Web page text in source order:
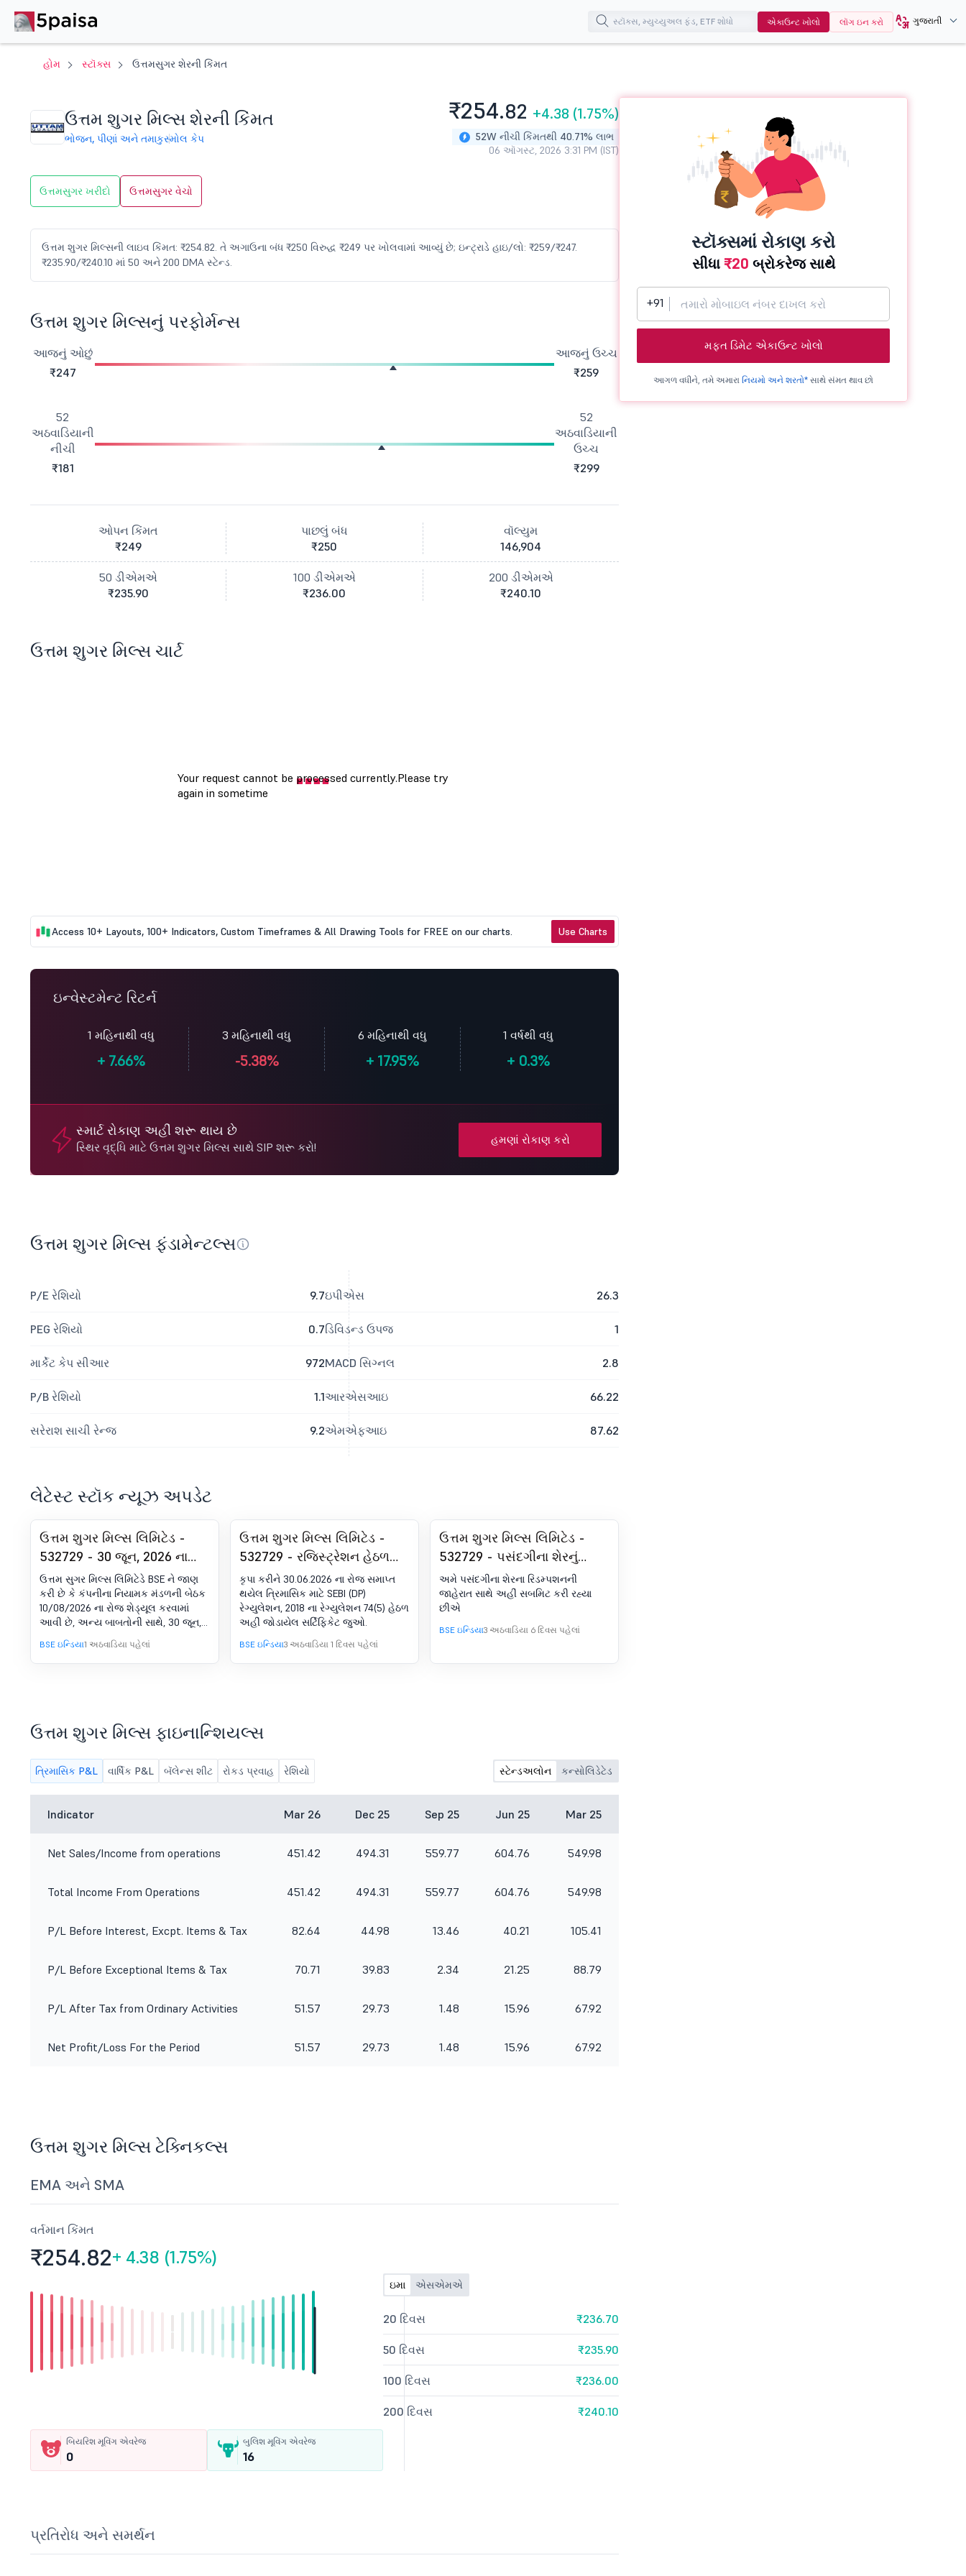
એકાઉન્ટ ખોલો લૉગ ઇન કરો ગુજરાતી
હોમ સ્ટૉક્સ ઉત્તમસુગર શેરની કિંમત
ઉત્તમ શુગર મિલ્સ શેરની કિંમત
ભોજન, પીણાં અને તમાકુસ્મોલ કેપ
₹254.82 +4.38 (1.75%)
52W નીચી કિંમતથી 40.71% લાભ
06 ઑગસ્ટ, 2026 3:31 PM (IST)
ઉત્તમસુગર ખરીદો ઉત્તમસુગર વેચો
ઉત્તમ શુગર મિલ્સની લાઇવ કિંમત: ₹254.82. તે અગાઉના બંધ ₹250 વિરુદ્ધ ₹249 પર ખોલવામાં આવ્યું છે; ઇન્ટ્રાડે હાઇ/લો: ₹259/₹247.
₹235.90/₹240.10 માં 50 અને 200 DMA સ્ટેન્ડ.
ઉત્તમ શુગર મિલ્સનું પરફોર્મન્સ
આજનું ઓછું
₹247
આજનું ઉચ્ચ
₹259
52
અઠવાડિયાની
નીચી
₹181
52
અઠવાડિયાની
ઉચ્ચ
₹299
ઓપન કિંમત
₹249
પાછલું બંધ
₹250
વૉલ્યુમ
146,904
50 ડીએમએ
₹235.90
100 ડીએમએ
₹236.00
200 ડીએમએ
₹240.10
ઉત્તમ શુગર મિલ્સ ચાર્ટ
Access 10+ Layouts, 100+ Indicators, Custom Timeframes & All Drawing Tools for FREE on our charts. Use Charts
ઇન્વેસ્ટમેન્ટ રિટર્ન
1 મહિનાથી વધુ
+7.66%
3 મહિનાથી વધુ
-5.38%
6 મહિનાથી વધુ
+ 17.95%
1 વર્ષથી વધુ
+ 0.3%
સ્માર્ટ રોકાણ અહીં શરૂ થાય છે
સ્થિર વૃદ્ધિ માટે ઉત્તમ શુગર મિલ્સ સાથે SIP શરૂ કરો!
હમણાં રોકાણ કરો
ઉત્તમ શુગર મિલ્સ ફંડામેન્ટલ્સ
P/E રેશિયો 9.7
PEG રેશિયો 0.7
માર્કેટ કેપ સીઆર 972
P/B રેશિયો 1.1
સરેરાશ સાચી રેન્જ 9.2
ઇપીએસ 26.3
ડિવિડન્ડ ઉપજ 1
MACD સિગ્નલ 2.8
આરએસઆઇ 66.22
એમએફઆઇ 87.62
લેટેસ્ટ સ્ટૉક ન્યૂઝ અપડેટ
ઉત્તમ શુગર મિલ્સ લિમિટેડ -
532729 - 30 જૂન, 2026 ના
રોજ સમાપ્ત થયેલ ત્રિમાસિક
માટે ઑડિટ ન કરેલ નાણાંકીય
પરિણામો (સ્ટેન્ડઅલોન અને
કન્સોલિડેટેડ)ને ધ્યાનમાં લેવા માટે
બોર્ડ મીટિંગની સૂચના
ઉત્તમ સુગર મિલ્સ લિમિટેડે BSE ને જાણ
કરી છે કે કંપનીના નિયામક મંડળની બેઠક
10/08/2026 ના રોજ શેડ્યૂલ કરવામાં
આવી છે, અન્ય બાબતોની સાથે, 30 જૂન,
2026 ના રોજ સમાપ્ત થયેલ ત્રિમાસિક
માટે ઑડિટ ન કરેલા ફાઇનાન્શિયલ
પરિણામો (સ્ટેન્ડઅલોન અને
BSE ઇન્ડિયા1 અઠવાડિયા પહેલાં
ઉત્તમ શુગર મિલ્સ લિમિટેડ -
532729 - રજિસ્ટ્રેશન હેઠળ
અનુપાલન-સર્ટિફિકેટ. SEBI
(DP) રેગ્યુલેશન્સ, 2018 ના 74
(5)
કૃપા કરીને 30.06.2026 ના રોજ સમાપ્ત
થયેલ ત્રિમાસિક માટે SEBI (DP)
રેગ્યુલેશન, 2018 ના રેગ્યુલેશન 74(5) હેઠળ
અહીં જોડાયેલ સર્ટિફિકેટ જુઓ.
BSE ઇન્ડિયા3 અઠવાડિયા 1 દિવસ પહેલાં
ઉત્તમ શુગર મિલ્સ લિમિટેડ -
532729 - પસંદગીના શેરનું
રિડમ્પશન
અમે પસંદગીના શેરના રિડમ્પશનની
જાહેરાત સાથે અહીં સબમિટ કરી રહ્યા
છીએ
BSE ઇન્ડિયા3 અઠવાડિયા 6 દિવસ પહેલાં
ઉત્તમ શુગર મિલ્સ ફાઇનાન્શિયલ્સ
ત્રિમાસિક P&L વાર્ષિક P&L બૅલેન્સ શીટ રોકડ પ્રવાહ રેશિયો સ્ટેન્ડઅલોન કન્સોલિડેટેડ
Indicator Mar 26 Dec 25 Sep 25 Jun 25 Mar 25
Net Sales/Income from operations 451.42 494.31 559.77 604.76 549.98
Total Income From Operations 451.42 494.31 559.77 604.76 549.98
P/L Before Interest, Excpt. Items & Tax 82.64 44.98 13.46 40.21 105.41
P/L Before Exceptional Items & Tax 70.71 39.83 2.34 21.25 88.79
P/L After Tax from Ordinary Activities 51.57 29.73 1.48 15.96 67.92
Net Profit/Loss For the Period 51.57 29.73 1.48 15.96 67.92
ઉત્તમ શુગર મિલ્સ ટેક્નિકલ્સ
EMA અને SMA
વર્તમાન કિંમત
₹254.82+ 4.38 (1.75%)
બિયરિશ મૂવિંગ એવરેજ
0
બુલિશ મૂવિંગ એવરેજ
16
ઇમા એસએમએ
20 દિવસ ₹236.70
50 દિવસ ₹235.90
100 દિવસ ₹236.00
200 દિવસ ₹240.10
પ્રતિરોધ અને સમર્થન
સ્ટૉક્સમાં રોકાણ કરો
સીધા ₹20 બ્રોકરેજ સાથે
+91
મફત ડિમેટ એકાઉન્ટ ખોલો
આગળ વધીને, તમે અમારા નિયમો અને શરતો* સાથે સંમત થાવ છો